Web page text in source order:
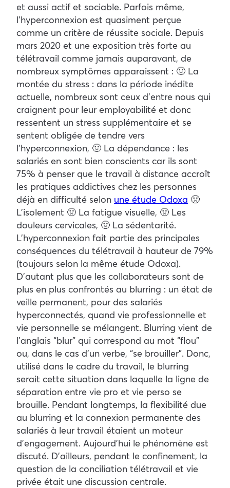
et aussi actif et sociable. Parfois même,
l’hyperconnexion est quasiment perçue
comme un critère de réussite sociale. Depuis
mars 2020 et une exposition très forte au
télétravail comme jamais auparavant, de
nombreux symptômes apparaissent : 🤢 La
montée du stress : dans la période inédite
actuelle, nombreux sont ceux d’entre nous qui
craignent pour leur employabilité et donc
ressentent un stress supplémentaire et se
sentent obligée de tendre vers
l’hyperconnexion, 🤢 La dépendance : les
salariés en sont bien conscients car ils sont
75% à penser que le travail à distance accroît
les pratiques addictives chez les personnes
déjà en difficulté selon une étude Odoxa 🤢
L’isolement 🤢 La fatigue visuelle, 🤢 Les
douleurs cervicales, 🤢 La sédentarité.
L’hyperconnexion fait partie des principales
conséquences du télétravail à hauteur de 79%
(toujours selon la même étude Odoxa).
D’autant plus que les collaborateurs sont de
plus en plus confrontés au blurring : un état de
veille permanent, pour des salariés
hyperconnectés, quand vie professionnelle et
vie personnelle se mélangent. Blurring vient de
l’anglais “blur” qui correspond au mot “flou”
ou, dans le cas d’un verbe, “se brouiller”. Donc,
utilisé dans le cadre du travail, le blurring
serait cette situation dans laquelle la ligne de
séparation entre vie pro et vie perso se
brouille. Pendant longtemps, la flexibilité due
au blurring et la connexion permanente des
salariés à leur travail étaient un moteur
d’engagement. Aujourd’hui le phénomène est
discuté. D’ailleurs, pendant le confinement, la
question de la conciliation télétravail et vie
privée était une discussion centrale.